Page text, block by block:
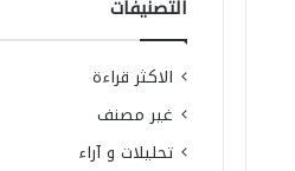
التصنيفات
الاكثر قراءة
غير مصنف
تحليلات و آراء